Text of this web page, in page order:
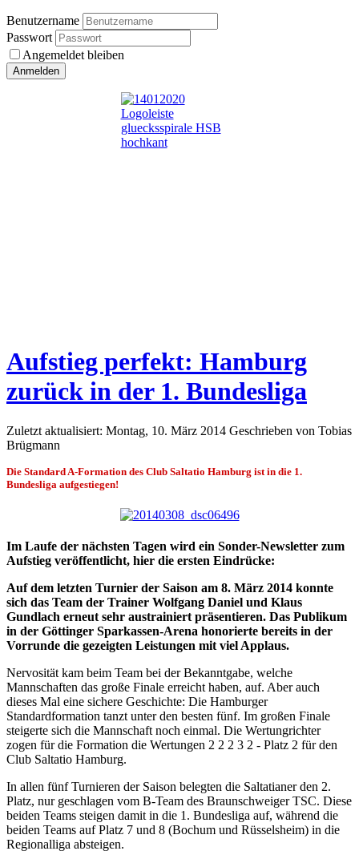
Benutzername
Passwort
Angemeldet bleiben
Aufstieg perfekt: Hamburg
zurück in der 1. Bundesliga
Zuletzt aktualisiert: Montag, 10. März 2014 Geschrieben von Tobias
Brügmann
Die Standard A-Formation des Club Saltatio Hamburg ist in die 1.
Bundesliga aufgestiegen!
Im Laufe der nächsten Tagen wird ein Sonder-Newsletter zum
Aufstieg veröffentlicht, hier die ersten Eindrücke:
Auf dem letzten Turnier der Saison am 8. März 2014 konnte
sich das Team der Trainer Wolfgang Daniel und Klaus
Gundlach erneut sehr austrainiert präsentieren. Das Publikum
in der Göttinger Sparkassen-Arena honorierte bereits in der
Vorrunde die gezeigten Leistungen mit viel Applaus.
Nervosität kam beim Team bei der Bekanntgabe, welche
Mannschaften das große Finale erreicht haben, auf. Aber auch
dieses Mal eine sichere Geschichte: Die Hamburger
Standardformation tanzt unter den besten fünf. Im großen Finale
steigerte sich die Mannschaft noch einmal. Die Wertungrichter
zogen für die Formation die Wertungen 2 2 2 3 2 - Platz 2 für den
Club Saltatio Hamburg.
In allen fünf Turnieren der Saison belegten die Saltatianer den 2.
Platz, nur geschlagen vom B-Team des Braunschweiger TSC. Diese
beiden Teams steigen damit in die 1. Bundesliga auf, während die
beiden Teams auf Platz 7 und 8 (Bochum und Rüsselsheim) in die
Regionalliga absteigen.